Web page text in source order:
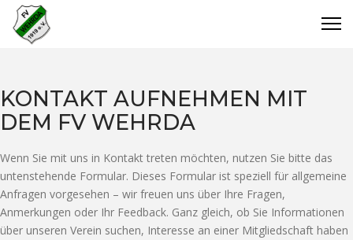
KONTAKT AUFNEHMEN MIT
DEM FV WEHRDA
Wenn Sie mit uns in Kontakt treten möchten, nutzen Sie bitte das
untenstehende Formular. Dieses Formular ist speziell für allgemeine
Anfragen vorgesehen – wir freuen uns über Ihre Fragen,
Anmerkungen oder Ihr Feedback. Ganz gleich, ob Sie Informationen
über unseren Verein suchen, Interesse an einer Mitgliedschaft haben